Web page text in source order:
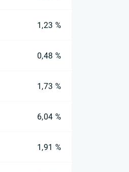
1,23 %
0,48 %
1,73 %
6,04 %
1,91 %